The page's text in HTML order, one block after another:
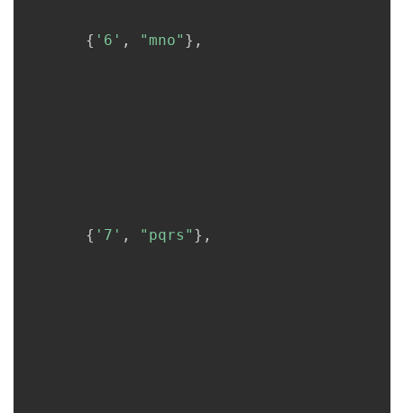
{ '6' , "mno" } ,
{ '7' , "pqrs" } ,